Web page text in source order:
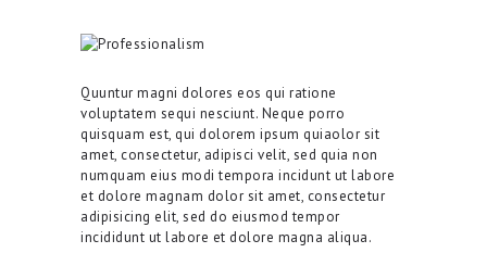
Quuntur magni dolores eos qui ratione
voluptatem sequi nesciunt. Neque porro
quisquam est, qui dolorem ipsum quiaolor sit
amet, consectetur, adipisci velit, sed quia non
numquam eius modi tempora incidunt ut labore
et dolore magnam dolor sit amet, consectetur
adipisicing elit, sed do eiusmod tempor
incididunt ut labore et dolore magna aliqua.